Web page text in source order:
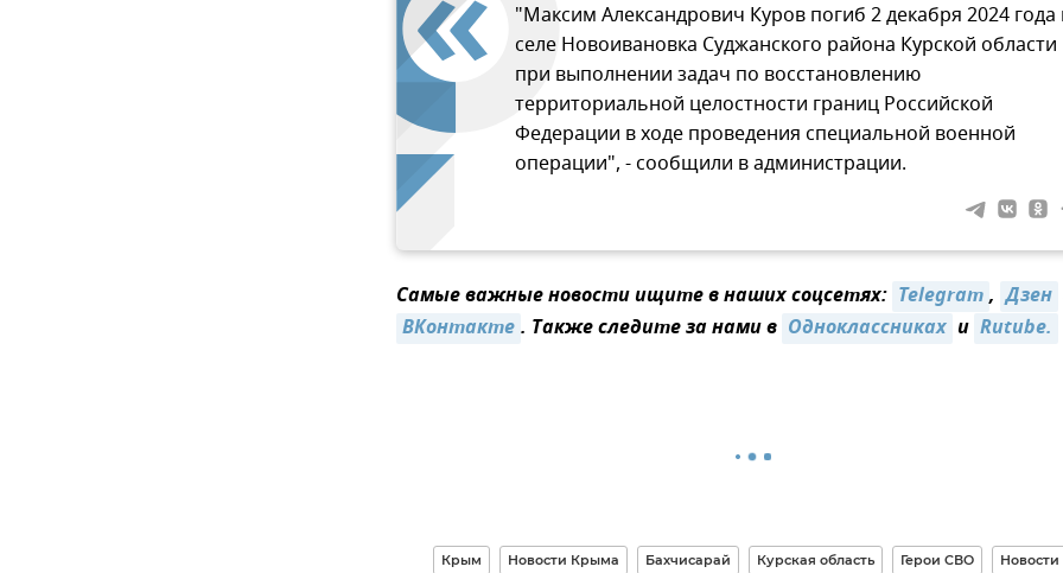
"Максим Александрович Куров погиб 2 декабря 2024 года
селе Новоивановка Суджанского района Курской области
при выполнении задач по восстановлению
территориальной целостности границ Российской
Федерации в ходе проведения специальной военной
операции", - сообщили в администрации.
Самые важные новости ищите в наших соцсетях: Telegram, Дзен
ВКонтакте. Также следите за нами в Одноклассниках и Rutube.
Крым Новости Крыма Бахчисарай Курская область Герои СВО Новости